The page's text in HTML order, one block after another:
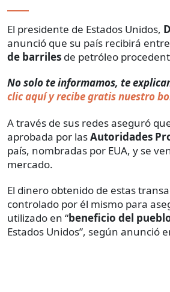
El presidente de Estados Unidos,
anunció que su país recibirá entre
de barriles de petróleo
No solo te informamos, te
clic aquí y recibe gratis nuestro
A través de sus redes aseguró
aprobada por lasAutoridades
país, nombradas por EUA, y se
mercado.
El dinero obtenido de estas
controlado por él mismo para
utilizado en “beneficio del
Estados Unidos”, según anunció